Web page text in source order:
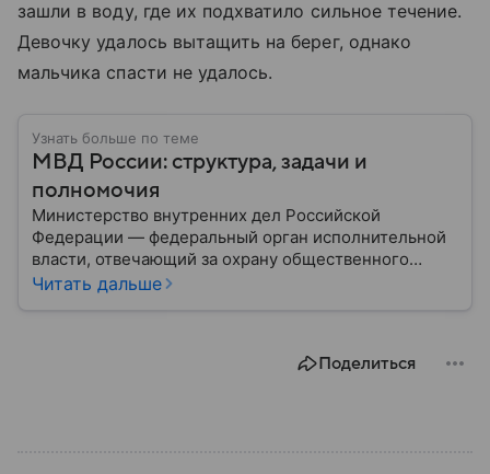
зашли в воду, где их подхватило сильное течение.
Девочку удалось вытащить на берег, однако
мальчика спасти не удалось.
Узнать больше по теме
МВД России: структура, задачи и
полномочия
Министерство внутренних дел Российской
Федерации — федеральный орган исполнительной
власти, отвечающий за охрану общественного
порядка, борьбу с преступностью, обеспечение
России, какие задачи выполняет министерство, как
Читать дальше
Поделиться